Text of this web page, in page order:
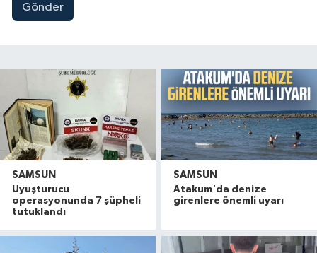
Gönder
SAMSUN
Uyuşturucu
operasyonunda 7 şüpheli
tutuklandı
SAMSUN
Atakum'da denize
girenlere önemli uyarı